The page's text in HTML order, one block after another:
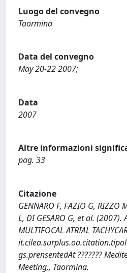
Luogo del convegno
Taormina
Data del convegno
May 20-22 2007;
Data
2007
Altre informazioni
pag. 33
Citazione
GENNARO F, FAZIO G, RIZZO
L, DI GESARO G, et al. (2007).
MULTIFOCAL ATRIAL
gs.prensentedAt ???????
Meeting,, Taormina.